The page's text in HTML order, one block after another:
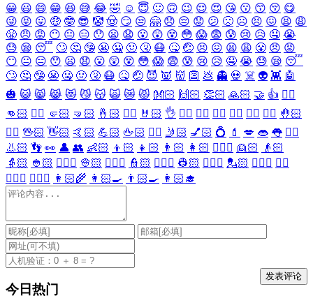
😀 😃 😄 😁 😆 😅 😂 🤣 ☺️ 😇 🙂 🙃 😉 😌 😍 😘 😗 😙 😚 😋
😜 😝 😛 🤑 🤓 😎 🤡 🤠 😏 😒 🤗 😞 😔 😟 😕 🙁 ☹️ 😣 😖 😫 😩
😤 😠 😡 😶 😐 😑 😯 😦 😧 😮 😲 😵 😳 😱 😨 😰 😢 😥 🤤 😭
😓 😪 😴 🙄 🤔 🤥 😬 🤐 🤢 🤧 😷 🤒 🤕 😣 😖 😫 😩 😤 😠 😡
😶 😐 😑 😯 😦 😧 😮 😲 😵 😳 😱 😨 😰 😢 😥 🤤 😭 😓 😪 😴
🙄 🤔 🤥 😬 🤐 🤢 🤧 😷 🤒 🤕 😈 👿 👹 👺 💩 👻 💀 ☠️ 👽 👾 🤖
🎃 😺 😸 😹 😻 😼 😽 🙀 😿 😾 👐🏻 🙌🏻 👏🏻 🙏🏻 🤝 👍 👎🏻
👊🏻 ✊🏻 🤛🏻 🤜🏻 🤞🏻 ✌🏻 🤘🏻 👌 👈🏻 👉🏻 👆🏻 👇🏻 ☝🏻 ✋🏻 🤚🏻
🖐🏻 🖖🏻 👋🏻 🤙🏻 💪🏻 🖕🏻 ✍🏻 🤳🏻 💅🏻 💍 💄 💋 👄 👅 👂🏻
👃🏻 👣 👀 👤 👥 👶🏻 👦🏻 👧🏻 👨🏻 👩🏻 👱🏻‍♀️ 👱🏻
👴🏻
👵🏻 👲🏻 👳🏻‍♀️ 👳🏻 👮🏻‍♀️ 👮🏻 👷🏻‍♀️ 👷🏻 💂🏻‍♀️ 💂🏻 🕵🏻‍♀️ 🕵🏻
👩🏻‍⚕️ 👨🏻‍⚕️ 👩🏻‍🌾 👩🏻‍🍳 👨🏻‍🍳 👩🏻‍🎓
今日热门